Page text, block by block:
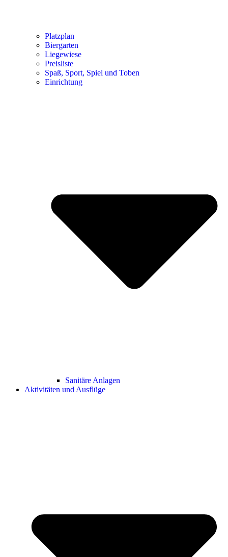
Platzplan
Biergarten
Liegewiese
Preisliste
Spaß, Sport, Spiel und Toben
Einrichtung
Sanitäre Anlagen
Aktivitäten und Ausflüge